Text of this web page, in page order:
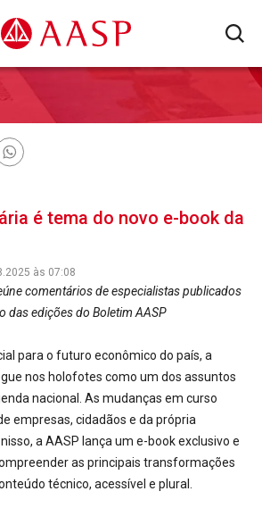
é tema do novo e-book da
às 07:08
comentários de especialistas publicados
das edições do Boletim AASP
para o futuro econômico do país, a
nos holofotes como um dos assuntos
nacional. As mudanças em curso
empresas, cidadãos e da própria
a AASP lança um e-book exclusivo e
as principais transformações
técnico, acessível e plural.